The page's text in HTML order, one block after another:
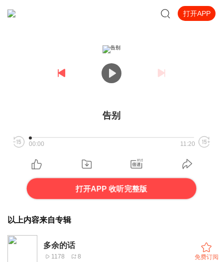
打开APP
告别
00:00 11:20
打开APP 收听完整版
以上内容来自专辑
多余的话
1178 8 免费订阅